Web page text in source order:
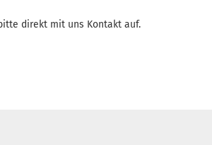
direkt mit uns Kontakt auf.